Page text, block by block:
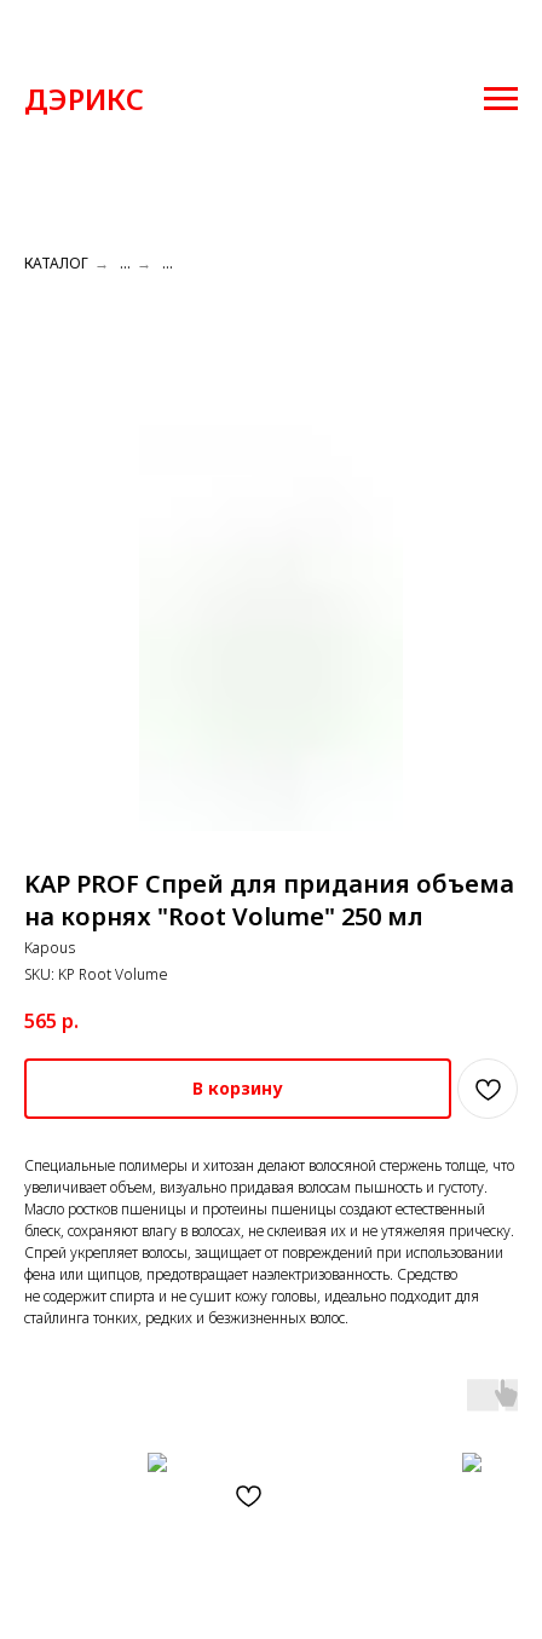
ДЭРИКС
КАТАЛОГ → ... → ...
KAP PROF Спрей для придания объема
на корнях "Root Volume" 250 мл
Kapous
SKU: KP Root Volume
565 р.
В корзину
Специальные полимеры и хитозан делают волосяной стержень толще, что
увеличивает объем, визуально придавая волосам пышность и густоту.
Масло ростков пшеницы и протеины пшеницы создают естественный
блеск, сохраняют влагу в волосах, не склеивая их и не утяжеляя прическу.
Спрей укрепляет волосы, защищает от повреждений при использовании
фена или щипцов, предотвращает наэлектризованность. Средство
не содержит спирта и не сушит кожу головы, идеально подходит для
стайлинга тонких, редких и безжизненных волос.